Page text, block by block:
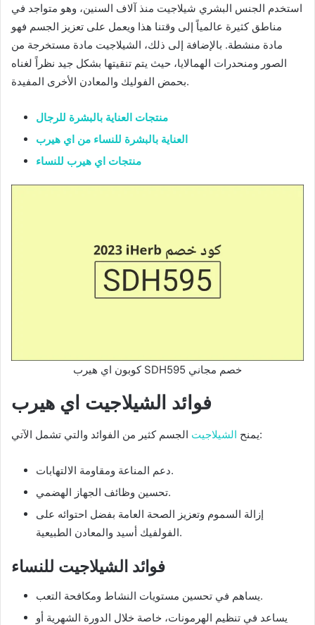
استخدم الجنس البشري شيلاجيت منذ آلاف السنين، وهو متواجد في
مناطق كثيرة عالمياً إلى وقتنا هذا ويعمل على تعزيز الجسم فهو
مادة منشطة. بالإضافة إلى ذلك، الشيلاجيت مادة مستخرجة من
الصور ومنحدرات الهمالايا، حيث يتم تنقيتها بشكل جيد نظراً لغناه
بحمض الفوليك والمعادن الأخرى المفيدة.
منتجات العناية بالبشرة للرجال
العناية بالبشرة للنساء من اي هيرب
منتجات اي هيرب للنساء
كوبون اي هيرب SDH595 خصم مجاني
فوائد الشيلاجيت اي هيرب
يمنح الشيلاجيت الجسم كثير من الفوائد والتي تشمل الآتي:
دعم المناعة ومقاومة الالتهابات.
تحسين وظائف الجهاز الهضمي.
إزالة السموم وتعزيز الصحة العامة بفضل احتوائه على
الفولفيك أسيد والمعادن الطبيعية.
فوائد الشيلاجيت للنساء
يساهم في تحسين مستويات النشاط ومكافحة التعب.
يساعد في تنظيم الهرمونات، خاصة خلال الدورة الشهرية أو